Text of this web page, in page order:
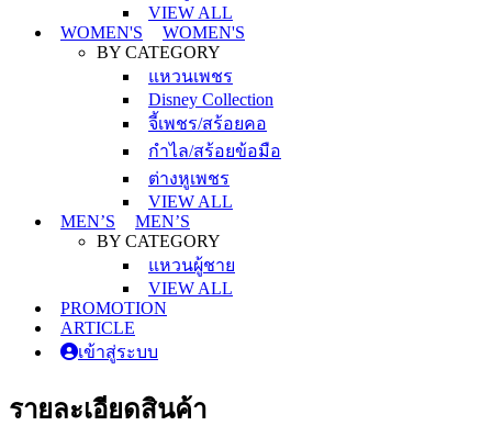
VIEW ALL
WOMEN'S
WOMEN'S
BY CATEGORY
แหวนเพชร
Disney Collection
จี้เพชร/สร้อยคอ
กำไล/สร้อยข้อมือ
ต่างหูเพชร
VIEW ALL
MEN’S
MEN’S
BY CATEGORY
แหวนผู้ชาย
VIEW ALL
PROMOTION
ARTICLE
เข้าสู่ระบบ
รายละเอียดสินค้า